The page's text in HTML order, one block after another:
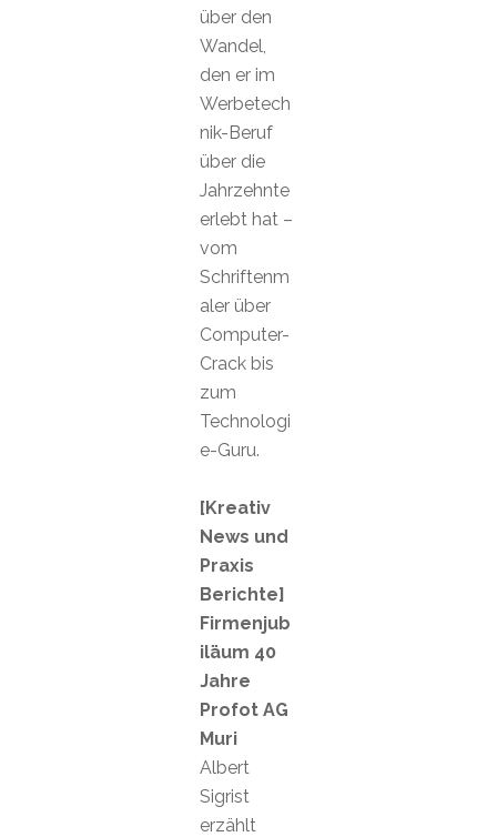
über den
Wandel,
den er im
Werbetech
nik-Beruf
über die
Jahrzehnte
erlebt hat –
vom
Schriftenm
aler über
Computer-
Crack bis
zum
Technologi
e-Guru.
[Kreativ
News und
Praxis
Berichte]
Firmenjub
iläum 40
Jahre
Profot AG
Muri
Albert
Sigrist
erzählt